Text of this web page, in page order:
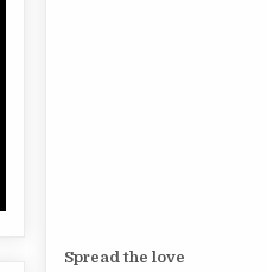
Spread the love